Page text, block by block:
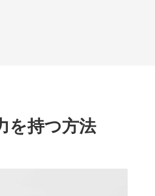
を持つ方法